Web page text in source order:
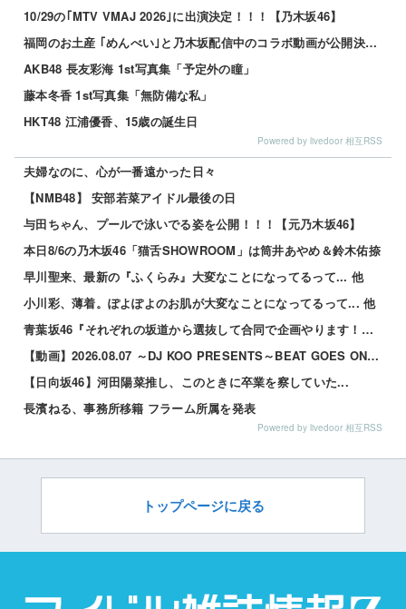
10/29の｢MTV VMAJ 2026｣に出演決定！！！【乃木坂46】
福岡のお土産 ｢めんべい｣と乃木坂配信中のコラボ動画が公開決定！！！【乃木坂46】
AKB48 長友彩海 1st写真集「予定外の瞳」
藤本冬香 1st写真集「無防備な私」
HKT48 江浦優香、15歳の誕生日
Powered by livedoor 相互RSS
夫婦なのに、心が一番遠かった日々
【NMB48】 安部若菜アイドル最後の日
与田ちゃん、プールで泳いでる姿を公開！！！【元乃木坂46】
本日8/6の乃木坂46「猫舌SHOWROOM」は筒井あやめ＆鈴木佑捺
早川聖来、最新の『ふくらみ』大変なことになってるって... 他
小川彩、薄着。ぽよぽよのお肌が大変なことになってるって... 他
青葉坂46『それぞれの坂道から選抜して合同で企画やります！』←これが最悪だよな 他
【動画】2026.08.07 ～DJ KOO PRESENTS～BEAT GOES ON 【鈴木佑捺...
【日向坂46】河田陽菜推し、このときに卒業を察していた...
長濱ねる、事務所移籍 フラーム所属を発表
Powered by livedoor 相互RSS
トップページに戻る